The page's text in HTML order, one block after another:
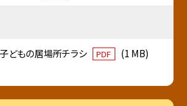
子どもの居場所チラシ PDF (1 MB)